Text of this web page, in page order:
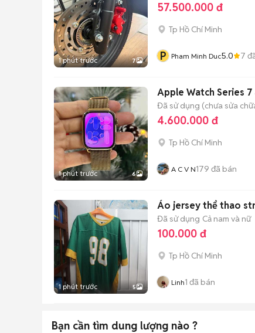
1 phút trước 7
57.500.000 đ
Tp Hồ Chí Minh
P Pham Minh Duc5.0 7
1 phút trước 6
Apple Watch Series
Đã sử dụng (chưa sửa
4.600.000 đ
Tp Hồ Chí Minh
A C V N179 đã bán
1 phút trước 5
Áo jersey thể thao
Đã sử dụng Cả nam và nữ
100.000 đ
Tp Hồ Chí Minh
Linh1 đã bán
Bạn cần tìm dung lượng nào ?